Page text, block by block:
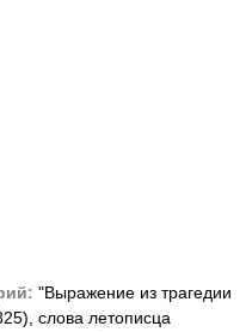
"Выражение из трагедии
слова летописца